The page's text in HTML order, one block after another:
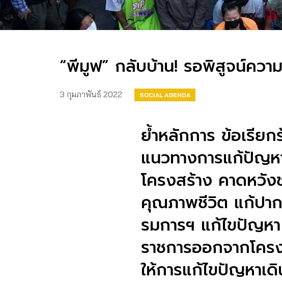
“พีมูฟ” กลับบ้าน! รอพิสูจน์ควา
3 กุมภาพันธ์ 2022
SOCIAL AGENDA
ย้ำหลักการ ข้อเรีย
แนวทางการแก้ปัญห
โครงสร้าง คาดหวั
คุณภาพชีวิต แก้ปา
รมการฯ แก้ไขปัญห
ราชการออกจากโค
ให้การแก้ไขปัญหาเ